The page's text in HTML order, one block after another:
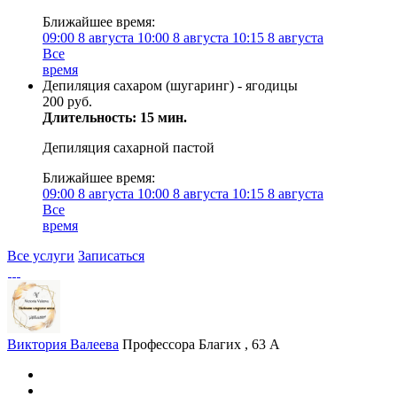
Ближайшее время:
09:00 8 августа 10:00 8 августа 10:15 8 августа
Все
время
Депиляция сахаром (шугаринг) - ягодицы
200 руб.
Длительность: 15 мин.
Депиляция сахарной пастой
Ближайшее время:
09:00 8 августа 10:00 8 августа 10:15 8 августа
Все
время
Все услуги Записаться
Виктория Валеева Профессора Благих , 63 А